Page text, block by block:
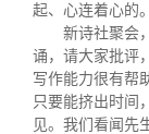
起、心连着心的。
新诗社聚会
诵，请大家批评
写作能力很有帮
只要能挤出时间
见。我们看闻先